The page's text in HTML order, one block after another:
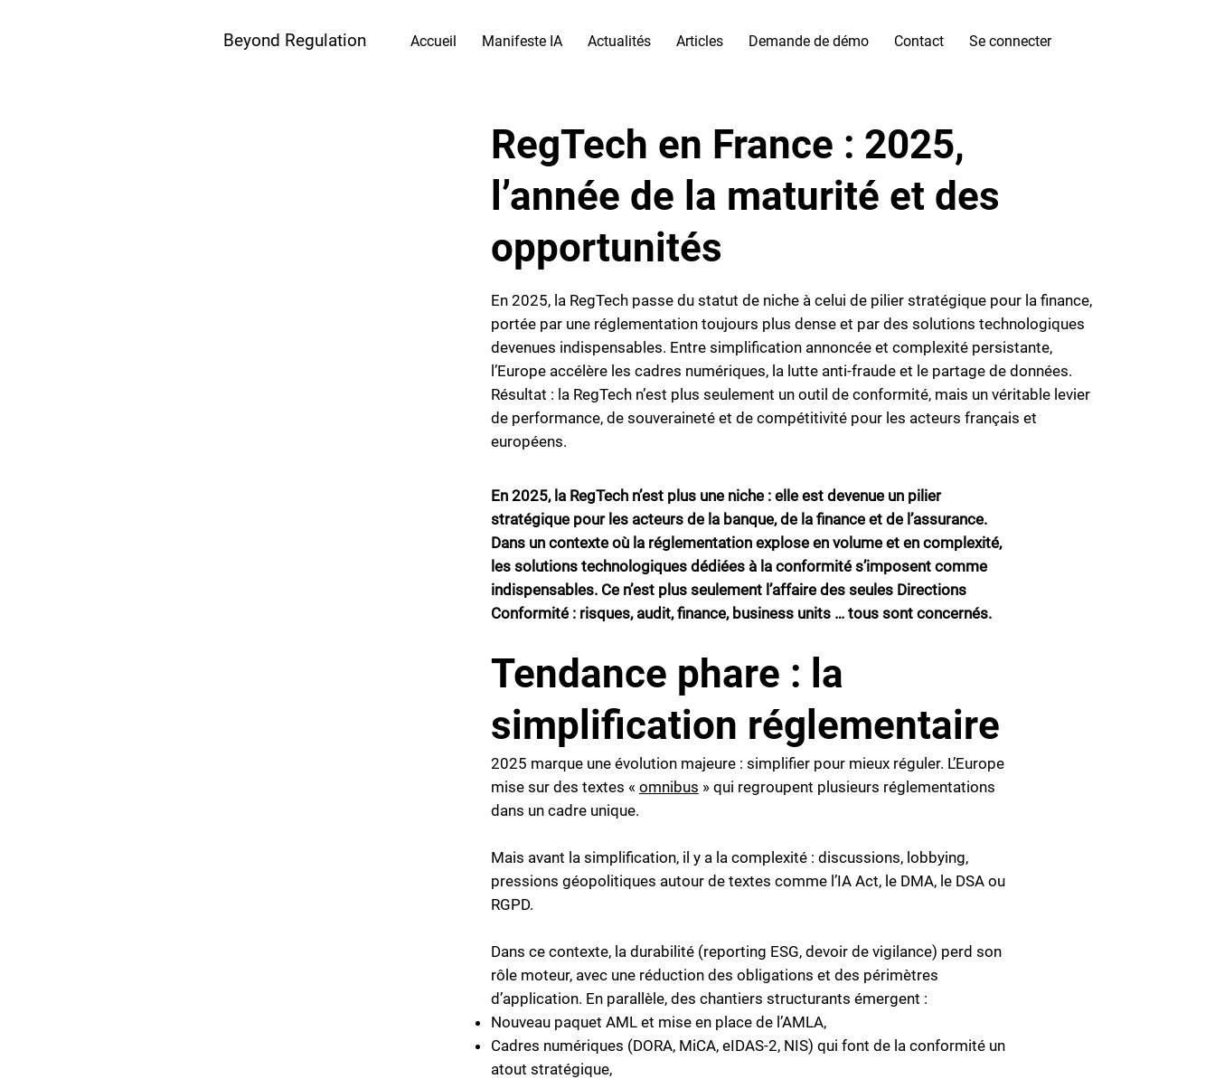
Beyond Regulation Accueil Manifeste IA Actualités Articles Demande de démo Contact Se connecter
RegTech en France : 2025,
l’année de la maturité et des
opportunités
En 2025, la RegTech passe du statut de niche à celui de pilier stratégique pour la finance,
portée par une réglementation toujours plus dense et par des solutions technologiques
devenues indispensables. Entre simplification annoncée et complexité persistante,
l’Europe accélère les cadres numériques, la lutte anti-fraude et le partage de données.
Résultat : la RegTech n’est plus seulement un outil de conformité, mais un véritable levier
de performance, de souveraineté et de compétitivité pour les acteurs français et
européens.
En 2025, la RegTech n’est plus une niche : elle est devenue un pilier
stratégique pour les acteurs de la banque, de la finance et de l’assurance.
Dans un contexte où la réglementation explose en volume et en complexité,
les solutions technologiques dédiées à la conformité s’imposent comme
indispensables. Ce n’est plus seulement l’affaire des seules Directions
Conformité : risques, audit, finance, business units … tous sont concernés.
Tendance phare : la
simplification réglementaire
2025 marque une évolution majeure : simplifier pour mieux réguler. L’Europe
mise sur des textes « omnibus » qui regroupent plusieurs réglementations
dans un cadre unique.
Mais avant la simplification, il y a la complexité : discussions, lobbying,
pressions géopolitiques autour de textes comme l’IA Act, le DMA, le DSA ou
RGPD.
Dans ce contexte, la durabilité (reporting ESG, devoir de vigilance) perd son
rôle moteur, avec une réduction des obligations et des périmètres
d’application. En parallèle, des chantiers structurants émergent :
Nouveau paquet AML et mise en place de l’AMLA,
Cadres numériques (DORA, MiCA, eIDAS-2, NIS) qui font de la conformité un
atout stratégique,